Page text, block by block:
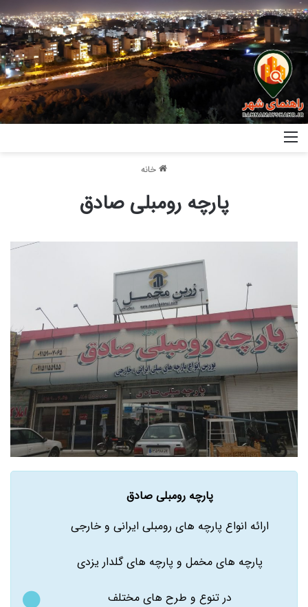
خانه
پارچه رومبلی صادق
پارچه رومبلی صادق
ارائه انواع پارچه های رومبلی ایرانی و خارجی
پارچه های مخمل و پارچه های گلدار یزدی
در تنوع و طرح های مختلف